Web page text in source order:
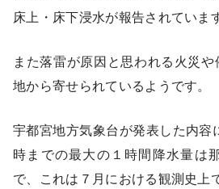
床上・床下浸水が報告されていま
また落雷が原因と思われる火災
地から寄せられているようです。
宇都宮地方気象台が発表した内容
時までの最大の１時間降水量は
で、これは７月における観測史上